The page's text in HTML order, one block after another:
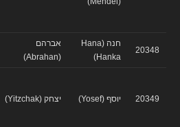
20348
חנה (Hana
Hanka)
אברהם
20349 יוסף (Yosef) יצחק (Yitzchak)